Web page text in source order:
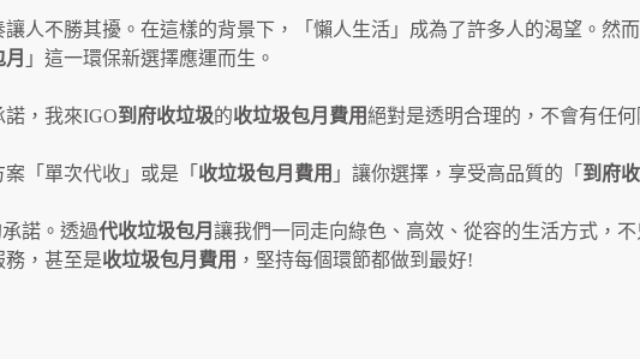
人不勝其擾。在這樣的背景下，「懶人生活」成為了許多人的渴望。然
」這一環保新選擇應運而生。
諾，我來IGO到府收垃圾的收垃圾包月費用絕對是透明合理的，不會有任何
「單次代收」或是「 收垃圾包月費用 」讓你選擇，享受高品質的「 到府
諾。透過代收垃圾包月 讓我們一同走向綠色、高效、從容的生活方式，
，甚至是收垃圾包月費用 ，堅持每個環節都做到最好!